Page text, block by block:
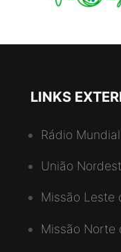
LINKS
Rádio
União
Missão Leste
Missão Norte